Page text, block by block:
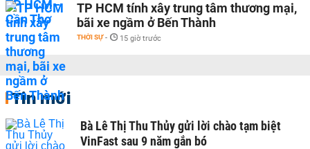
TP HCM tính xây trung tâm thương mại,
bãi xe ngầm ở Bến Thành
THỜI SỰ - 15 giờ trước
Tin mới
Bà Lê Thị Thu Thủy gửi lời chào tạm biệt
VinFast sau 9 năm gắn bó